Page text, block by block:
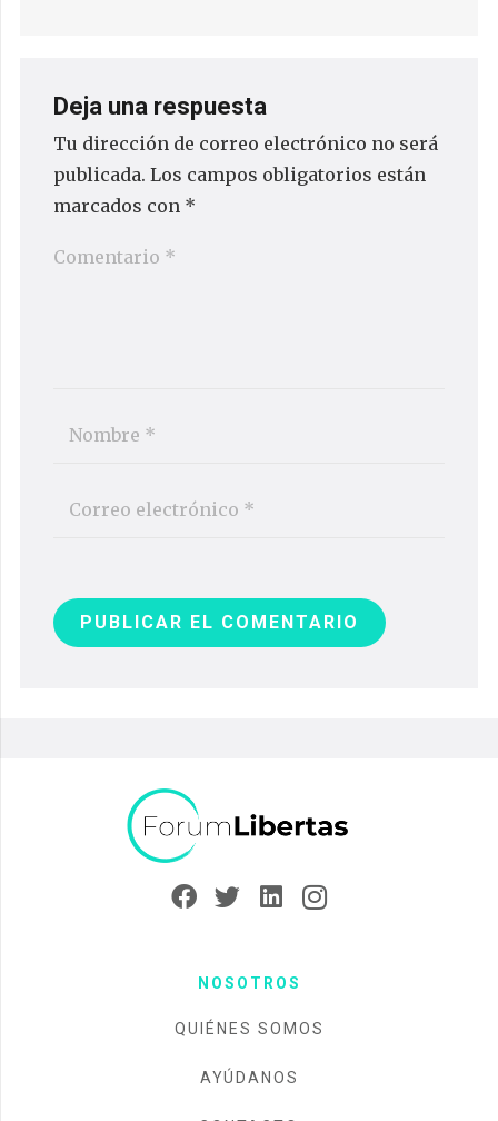
Deja una respuesta
Tu dirección de correo electrónico no será
publicada. Los campos obligatorios están
marcados con *
PUBLICAR EL COMENTARIO
NOSOTROS
QUIÉNES SOMOS
AYÚDANOS